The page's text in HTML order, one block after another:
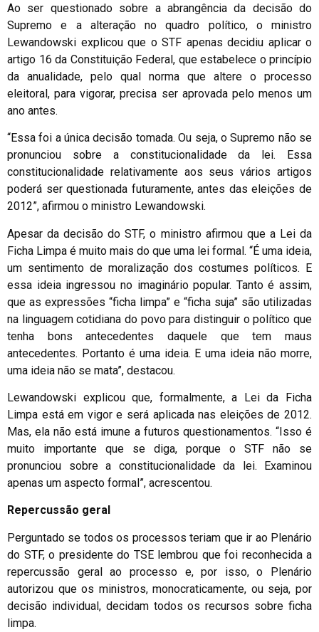
Ao ser questionado sobre a abrangência da decisão do
Supremo e a alteração no quadro político, o ministro
Lewandowski explicou que o STF apenas decidiu aplicar o
artigo 16 da Constituição Federal, que estabelece o princípio
da anualidade, pelo qual norma que altere o processo
eleitoral, para vigorar, precisa ser aprovada pelo menos um
ano antes.
“Essa foi a única decisão tomada. Ou seja, o Supremo não se
pronunciou sobre a constitucionalidade da lei. Essa
constitucionalidade relativamente aos seus vários artigos
poderá ser questionada futuramente, antes das eleições de
2012”, afirmou o ministro Lewandowski.
Apesar da decisão do STF, o ministro afirmou que a Lei da
Ficha Limpa é muito mais do que uma lei formal. “É uma ideia,
um sentimento de moralização dos costumes políticos. E
essa ideia ingressou no imaginário popular. Tanto é assim,
que as expressões “ficha limpa” e “ficha suja” são utilizadas
na linguagem cotidiana do povo para distinguir o político que
tenha bons antecedentes daquele que tem maus
antecedentes. Portanto é uma ideia. E uma ideia não morre,
uma ideia não se mata”, destacou.
Lewandowski explicou que, formalmente, a Lei da Ficha
Limpa está em vigor e será aplicada nas eleições de 2012.
Mas, ela não está imune a futuros questionamentos. “Isso é
muito importante que se diga, porque o STF não se
pronunciou sobre a constitucionalidade da lei. Examinou
apenas um aspecto formal”, acrescentou.
Repercussão geral
Perguntado se todos os processos teriam que ir ao Plenário
do STF, o presidente do TSE lembrou que foi reconhecida a
repercussão geral ao processo e, por isso, o Plenário
autorizou que os ministros, monocraticamente, ou seja, por
decisão individual, decidam todos os recursos sobre ficha
limpa.